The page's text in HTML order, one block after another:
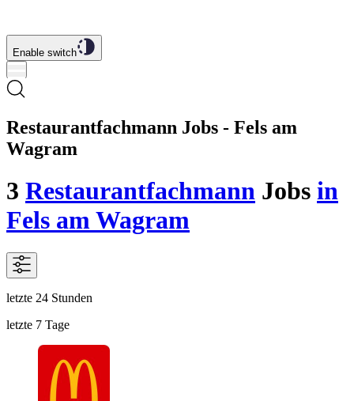
Enable switch
Restaurantfachmann Jobs - Fels am
Wagram
3 Restaurantfachmann Jobs in
Fels am Wagram
letzte 24 Stunden
letzte 7 Tage